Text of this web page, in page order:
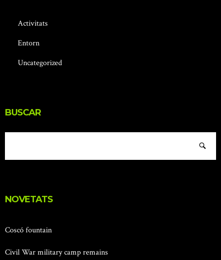
Activitats
Entorn
Uncategorized
BUSCAR
NOVETATS
Coscó fountain
Civil War military camp remains